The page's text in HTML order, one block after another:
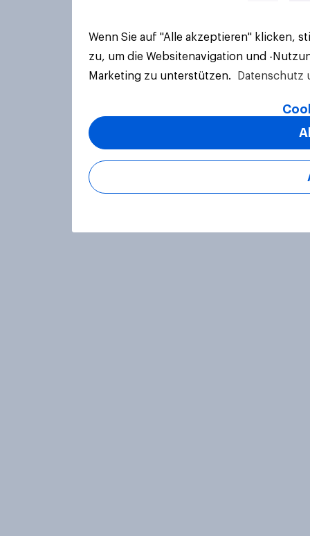
Wenn Sie auf "Alle akzeptieren" klicken,
zu, um die Websitenavigation und -
Marketing zu unterstützen.
Datenschutz